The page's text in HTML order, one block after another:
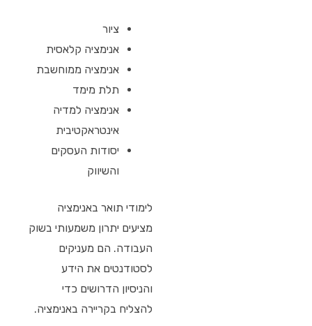
ציור
אנימציה קלאסית
אנימציה ממוחשבת
תלת מימד
אנימציה למדיה
אינטראקטיבית
יסודות העסקים
והשיווק
לימודי תואר באנימציה
מציעים יתרון משמעותי בשוק
העבודה. הם מעניקים
לסטודנטים את הידע
והניסיון הדרושים כדי
להצליח בקריירה באנימציה.